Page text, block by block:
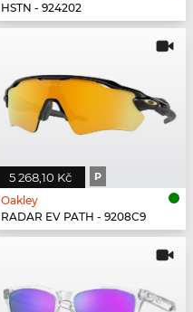
HSTN - 924202
5 268,10 Kč P
Oakley
RADAR EV PATH - 9208C9